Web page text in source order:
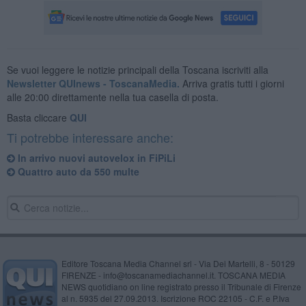
Se vuoi leggere le notizie principali della Toscana iscriviti alla
Newsletter QUInews - ToscanaMedia. Arriva gratis tutti i giorni
alle 20:00 direttamente nella tua casella di posta.
Basta cliccare QUI
Ti potrebbe interessare anche:
In arrivo nuovi autovelox in FiPiLi
Quattro auto da 550 multe
Editore Toscana Media Channel srl - Via Dei Martelli, 8 - 50129
FIRENZE - info@toscanamediachannel.it. TOSCANA MEDIA
NEWS quotidiano on line registrato presso il Tribunale di Firenze
al n. 5935 del 27.09.2013. Iscrizione ROC 22105 - C.F. e P.Iva